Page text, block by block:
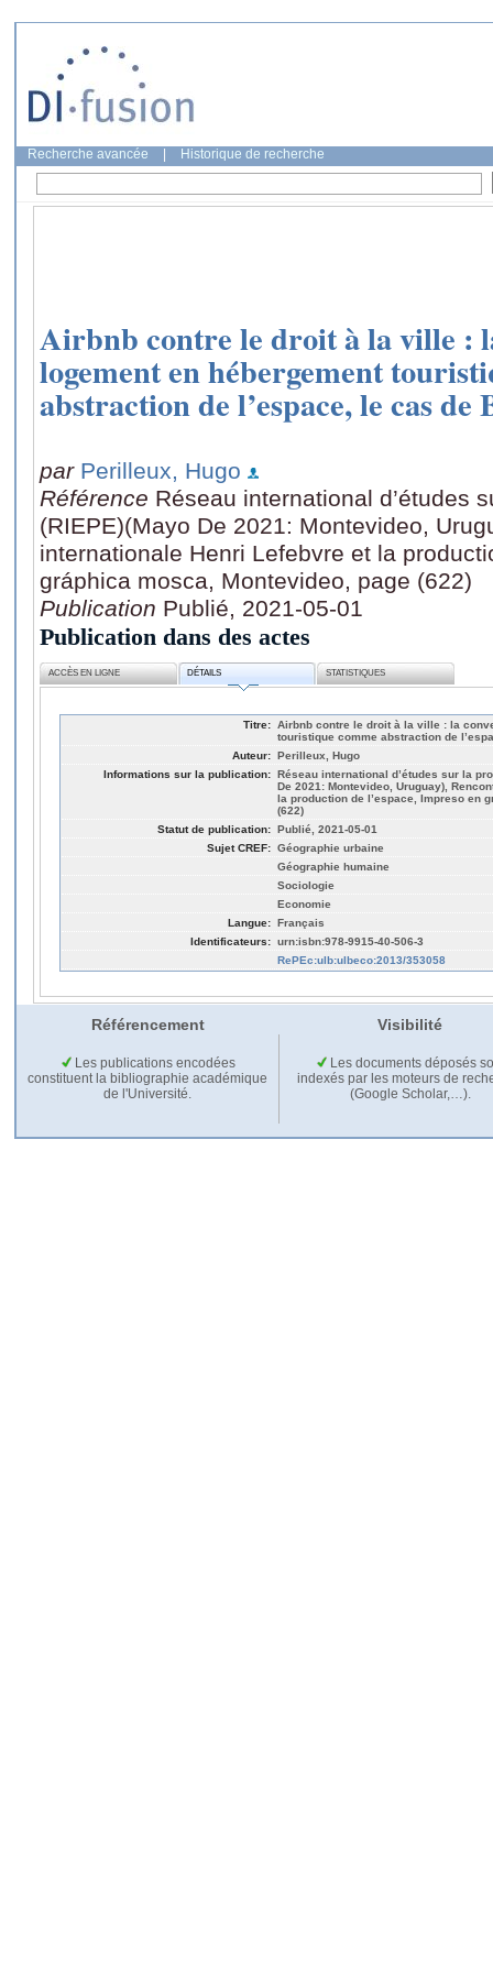
Recherche avancée Historique de recherche
Airbnb contre le droit à la ville :
logement en hébergement
abstraction de l’espace, le cas de
par Perilleux, Hugo
Référence Réseau international d’études
(RIEPE)(Mayo De 2021: Montevideo,
internationale Henri Lefebvre et la
gráphica mosca, Montevideo, page (622)
Publication Publié, 2021-05-01
Publication dans des actes
ACCÈS EN LIGNE DÉTAILS STATISTIQUES
Titre: Airbnb contre le droit à la ville : la
touristique comme abstraction de
Auteur: Perilleux, Hugo
Informations sur la publication: Réseau international d’études sur la
De 2021: Montevideo, Uruguay),
la production de l’espace, Impreso en
(622)
Statut de publication: Publié, 2021-05-01
Sujet CREF: Géographie urbaine
Géographie humaine
Sociologie
Economie
Langue: Français
Identificateurs: urn:isbn:978-9915-40-506-3
RePEc:ulb:ulbeco:2013/353058
Référencement Visibilité
Les publications encodées
constituent la bibliographie académique
de l'Université.
Les documents déposés
indexés par les moteurs de
(Google Scholar,…).